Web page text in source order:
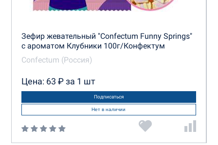
Зефир жевательный "Confectum Funny Springs"
с ароматом Клубники 100г/Конфектум
Confectum (Россия)
Цена: 63 ₽ за 1 шт
Подписаться
Нет в наличии